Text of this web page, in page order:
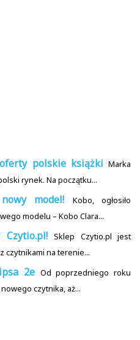
polskie książki Marka
rynek. Na początku...
model!
Kobo, ogłosiło
modelu – Kobo Clara...
Sklep Czytio.pl jest
czytnikami na terenie...
2e Od poprzedniego roku
czytnika, aż...